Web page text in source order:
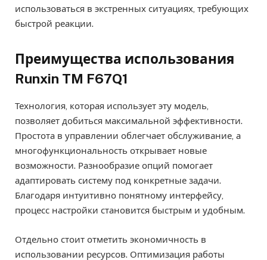
использоваться в экстренных ситуациях, требующих
быстрой реакции.
Преимущества использования
Runxin TM F67Q1
Технология, которая использует эту модель,
позволяет добиться максимальной эффективности.
Простота в управлении облегчает обслуживание, а
многофункциональность открывает новые
возможности. Разнообразие опций помогает
адаптировать систему под конкретные задачи.
Благодаря интуитивно понятному интерфейсу,
процесс настройки становится быстрым и удобным.
Отдельно стоит отметить экономичность в
использовании ресурсов. Оптимизация работы